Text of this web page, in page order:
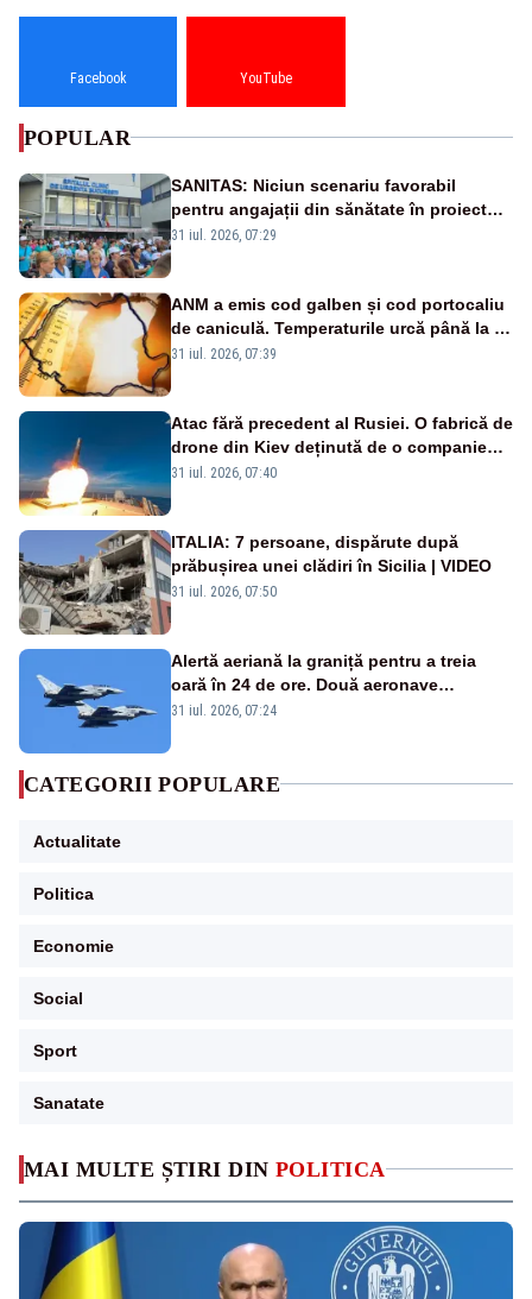
MAI MULTE ȘTIRI DIN POLITICA
Facebook YouTube
POPULAR
SANITAS: Niciun scenariu favorabil
pentru angajații din sănătate în proiectul
Legii salarizării
31 iul. 2026, 07:29
ANM a emis cod galben și cod portocaliu
de caniculă. Temperaturile urcă până la 38
de grade, iar nopțile devin tropicale
31 iul. 2026, 07:39
Atac fără precedent al Rusiei. O fabrică de
drone din Kiev deținută de o companie
americană, distrusă de o rachetă
31 iul. 2026, 07:40
ITALIA: 7 persoane, dispărute după
prăbușirea unei clădiri în Sicilia | VIDEO
31 iul. 2026, 07:50
Alertă aeriană la graniță pentru a treia
oară în 24 de ore. Două aeronave
Eurofighter britanice au fost ridicate de la
31 iul. 2026, 07:24
CATEGORII POPULARE
Actualitate
Politica
Economie
Social
Sport
Sanatate